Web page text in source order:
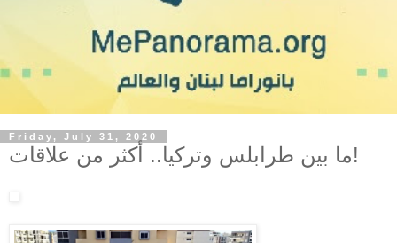
Friday, July 31, 2020
ما بين طرابلس وتركيا.. أكثر من علاقات!